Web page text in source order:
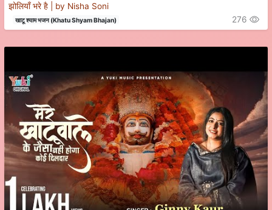
झोलियाँ भरे है | by Nisha Soni
खाटू श्याम भजन (Khatu Shyam Bhajan) 276